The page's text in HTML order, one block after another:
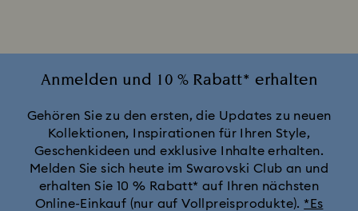
Anmelden und 10 % Rabatt* erhalten
Gehören Sie zu den ersten, die Updates zu neuen
Kollektionen, Inspirationen für Ihren Style,
Geschenkideen und exklusive Inhalte erhalten.
Melden Sie sich heute im Swarovski Club an und
erhalten Sie 10 % Rabatt* auf Ihren nächsten
Online-Einkauf (nur auf Vollpreisprodukte). *Es